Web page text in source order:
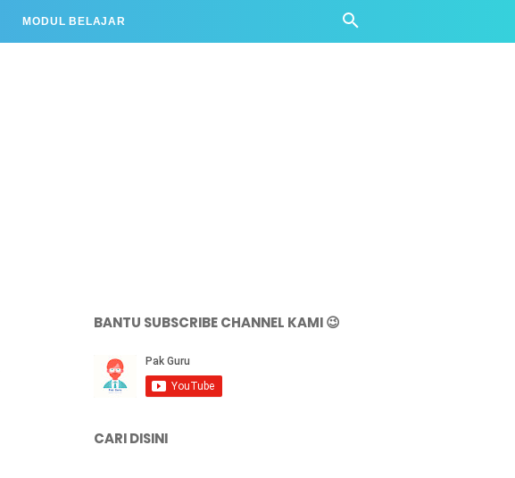
MODUL BELAJAR
BANTU SUBSCRIBE CHANNEL KAMI 😉
CARI DISINI